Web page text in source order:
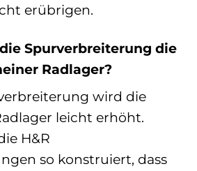
erübrigen.
Spurverbreiterung die
Radlager?
wird die
leicht erhöht.
H&R
so konstruiert, dass